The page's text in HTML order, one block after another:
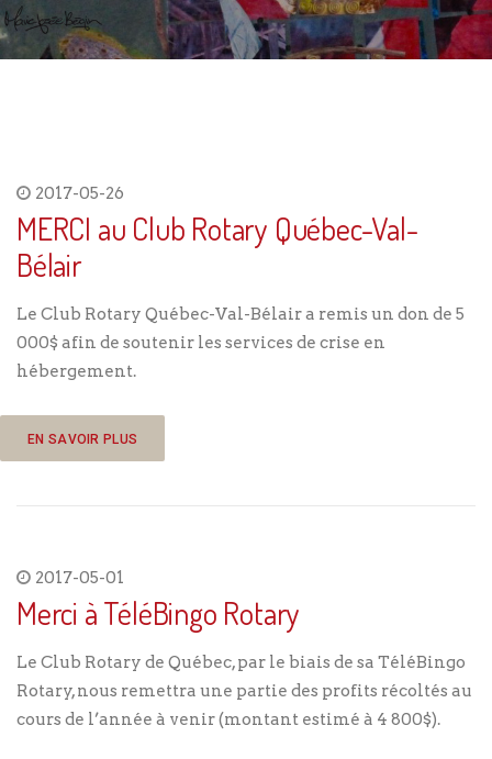
2017-05-26
MERCI au Club Rotary Québec-Val-
Bélair
Le Club Rotary Québec-Val-Bélair a remis un don de 5
000$ afin de soutenir les services de crise en
hébergement.
EN SAVOIR PLUS
2017-05-01
Merci à TéléBingo Rotary
Le Club Rotary de Québec, par le biais de sa TéléBingo
Rotary, nous remettra une partie des profits récoltés au
cours de l’année à venir (montant estimé à 4 800$).